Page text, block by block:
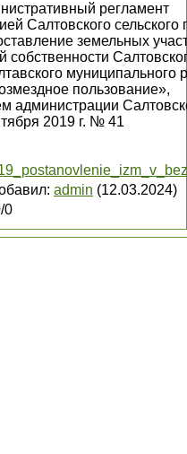
регламент
Салтовского сельского
земельных
муниципального
пользование»,
администрации
2019 г. № 41
: admin (12.03.2024)
/0